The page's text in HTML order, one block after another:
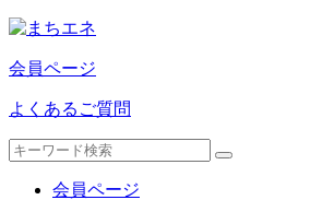
会員ページ
よくあるご質問
会員ページ